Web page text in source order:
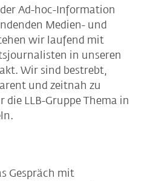
Ad-hoc-Information
Medien- und
wir laufend mit
in unseren
Wir sind bestrebt,
und zeitnah zu
LLB-Gruppe Thema in
Gespräch mit